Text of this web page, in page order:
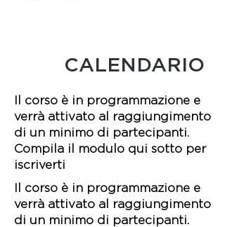
CALENDARIO
Il corso è in programmazione e
verrà attivato al raggiungimento
di un minimo di partecipanti.
Compila il modulo qui sotto per
iscriverti
Il corso è in programmazione e
verrà attivato al raggiungimento
di un minimo di partecipanti.